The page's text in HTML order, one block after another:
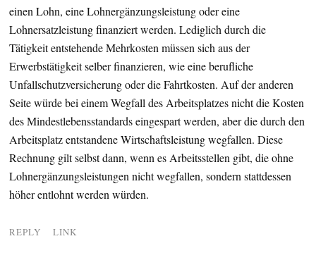
einen Lohn, eine Lohnergänzungsleistung oder eine
Lohnersatzleistung finanziert werden. Lediglich durch die
Tätigkeit entstehende Mehrkosten müssen sich aus der
Erwerbstätigkeit selber finanzieren, wie eine berufliche
Unfallschutzversicherung oder die Fahrtkosten. Auf der anderen
Seite würde bei einem Wegfall des Arbeitsplatzes nicht die Kosten
des Mindestlebensstandards eingespart werden, aber die durch den
Arbeitsplatz entstandene Wirtschaftsleistung wegfallen. Diese
Rechnung gilt selbst dann, wenn es Arbeitsstellen gibt, die ohne
Lohnergänzungsleistungen nicht wegfallen, sondern stattdessen
höher entlohnt werden würden.
REPLY LINK